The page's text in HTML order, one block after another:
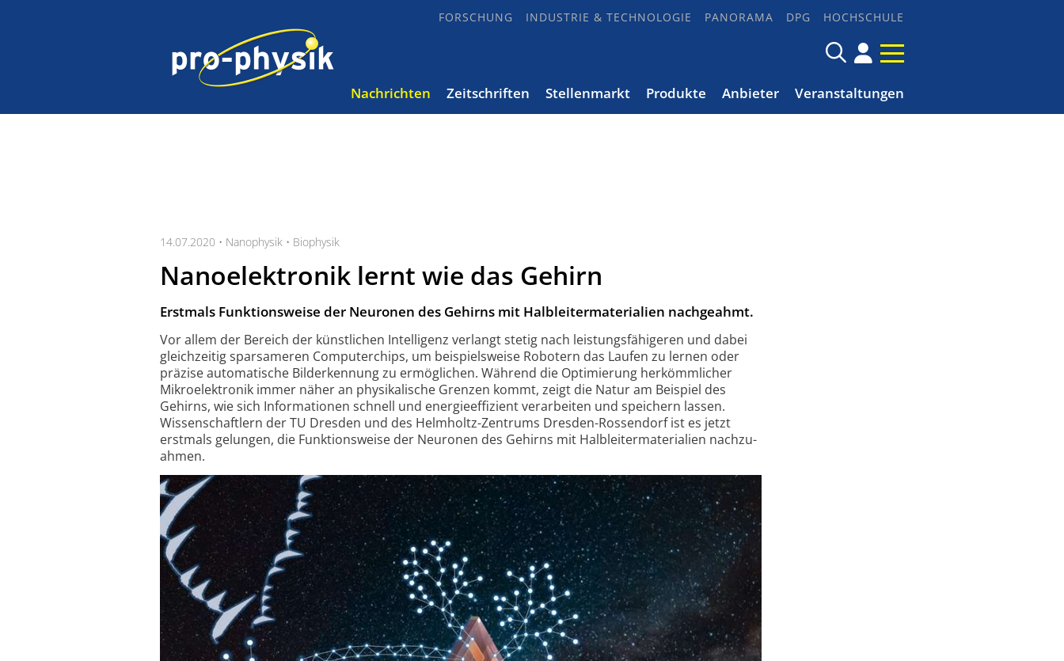
FORSCHUNG INDUSTRIE & TECHNOLOGIE PANORAMA DPG HOCHSCHULE
Nachrichten Zeitschriften Stellenmarkt Produkte Anbieter Veranstaltungen
14.07.2020 • Nanophysik • Biophysik
Nanoelektronik lernt wie das Gehirn
Erstmals Funktionsweise der Neuronen des Gehirns mit Halbleitermaterialien nachgeahmt.
Vor allem der Bereich der künstlichen Intelligenz verlangt stetig nach leistungs­fähigeren und dabei
gleich­zeitig spar­sameren Computer­chips, um beispiels­weise Robotern das Laufen zu lernen oder
präzise automa­tische Bild­erkennung zu ermöglichen. Während die Optimierung herkömm­licher
Mikro­elektronik immer näher an physikalische Grenzen kommt, zeigt die Natur am Beispiel des
Gehirns, wie sich Informationen schnell und energie­effizient verarbeiten und speichern lassen.
Wissen­schaftlern der TU Dresden und des Helmholtz-Zentrums Dresden-Rossendorf ist es jetzt
erstmals gelungen, die Funktions­weise der Neuronen des Gehirns mit Halb­leiter­materialien nach­zu­
ahmen.